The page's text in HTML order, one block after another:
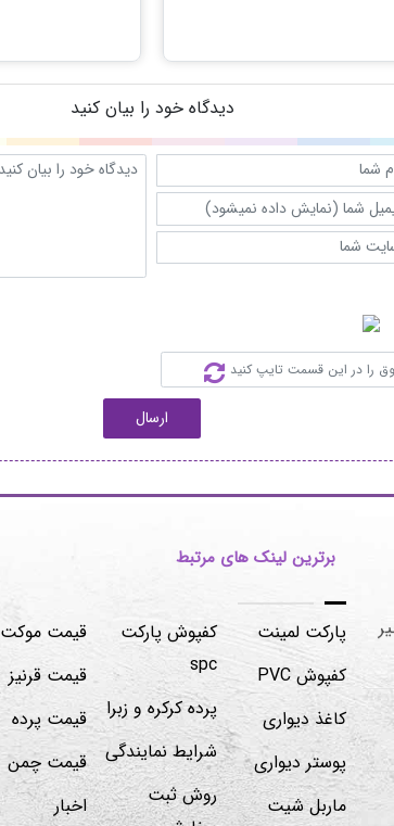
دیدگاه خود را بیان کنید
ارسال
برترین لینک های مرتبط
پارکت لمینت
کفپوش PVC
کاغذ دیواری
پوستر دیواری
ماربل شیت
کفپوش پارکت
spc
پرده کرکره و زبرا
شرایط نمایندگی
روش ثبت
قیمت موکت
قیمت قرنیز
قیمت پرده
قیمت چمن
اخبار